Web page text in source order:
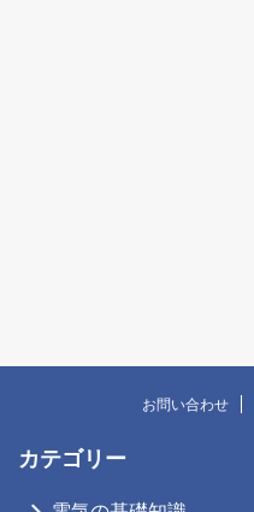
お問い合わせ
カテゴリー